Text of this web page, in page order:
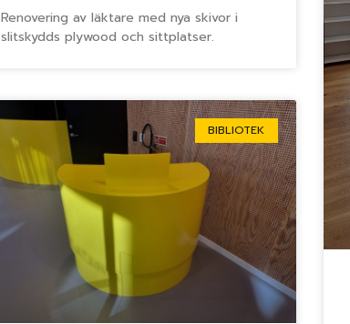
Renovering av läktare med nya skivor i
slitskydds plywood och sittplatser.
BIBLIOTEK